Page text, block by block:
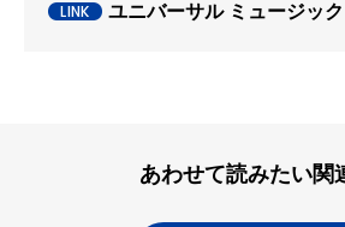
ユニバーサル ミュージック
あわせて読みたい関